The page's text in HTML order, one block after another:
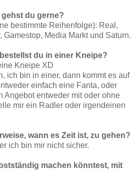
du gerne?
bestimmte Reihenfolge): Real,
Gamestop, Media Markt und Saturn.
du in einer Kneipe?
Kneipe XD
ich bin in einer, dann kommt es auf
einfach eine Fanta, oder
Angebot entweder mit oder ohne
mir ein Radler oder irgendeinen
wann es Zeit ist, zu gehen?
ich bin mir nicht sicher.
machen könntest, mit